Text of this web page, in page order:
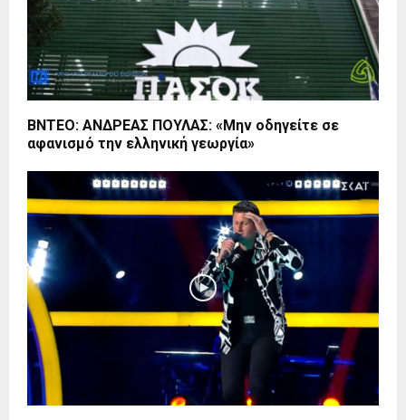
ΒΝΤΕΟ: ΑΝΔΡΕΑΣ ΠΟΥΛΑΣ: «Μην οδηγείτε σε
αφανισμό την ελληνική γεωργία»